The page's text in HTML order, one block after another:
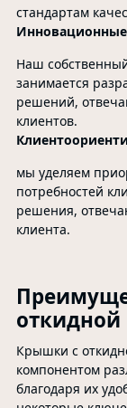
стандартам
Наш
занимается
решений,
клиентов.
мы уделяем
потребностей
решения,
клиента.
Крышки с
компонентом
благодаря их